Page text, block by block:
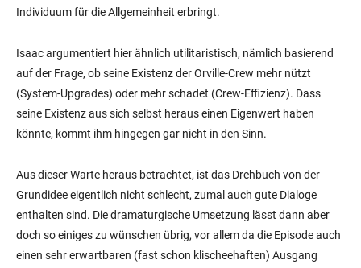
Individuum für die Allgemeinheit erbringt.
Isaac argumentiert hier ähnlich utilitaristisch, nämlich basierend
auf der Frage, ob seine Existenz der Orville-Crew mehr nützt
(System-Upgrades) oder mehr schadet (Crew-Effizienz). Dass
seine Existenz aus sich selbst heraus einen Eigenwert haben
könnte, kommt ihm hingegen gar nicht in den Sinn.
Aus dieser Warte heraus betrachtet, ist das Drehbuch von der
Grundidee eigentlich nicht schlecht, zumal auch gute Dialoge
enthalten sind. Die dramaturgische Umsetzung lässt dann aber
doch so einiges zu wünschen übrig, vor allem da die Episode auch
einen sehr erwartbaren (fast schon klischeehaften) Ausgang